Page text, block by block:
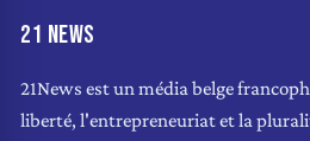
21 NEWS
21News est un média belge
liberté, l'entrepreneuriat et la